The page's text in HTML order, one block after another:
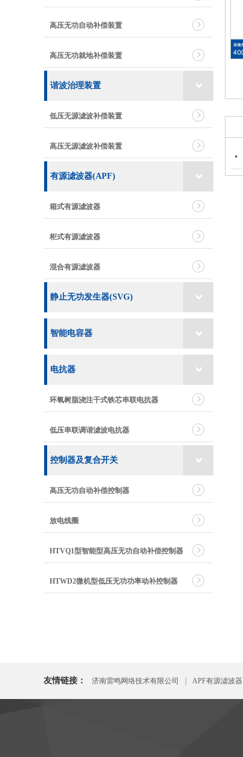
高压无功自动补偿装置
高压无功就地补偿装置
谐波治理装置
低压无源滤波补偿装置
高压无源滤波补偿装置
有源滤波器(APF)
箱式有源滤波器
柜式有源滤波器
混合有源滤波器
静止无功发生器(SVG)
智能电容器
电抗器
环氧树脂浇注干式铁芯串联电抗器
低压串联调谐滤波电抗器
控制器及复合开关
高压无功自动补偿控制器
放电线圈
HTVQ1型智能型高压无功自动补偿控制器
HTWD2微机型低压无功功率动补控制器
友情链接： 济南雷鸣网络技术有限公司 APF有源滤波器